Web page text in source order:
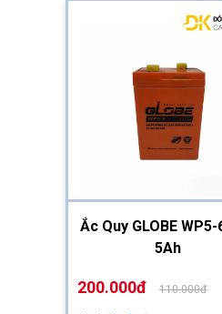
Ắc Quy GLOBE WP5-
5Ah
200.000đ 110.000đ